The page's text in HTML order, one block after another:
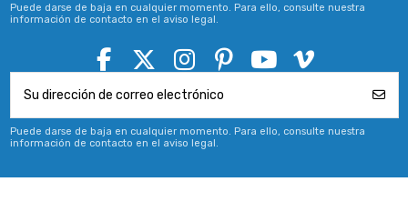
Puede darse de baja en cualquier momento. Para ello, consulte nuestra
información de contacto en el aviso legal.
Puede darse de baja en cualquier momento. Para ello, consulte nuestra
información de contacto en el aviso legal.